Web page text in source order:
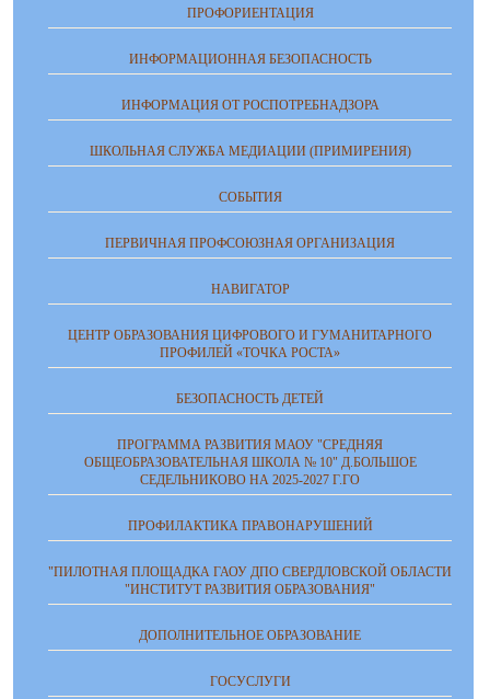
ПРОФОРИЕНТАЦИЯ
ИНФОРМАЦИОННАЯ БЕЗОПАСНОСТЬ
ИНФОРМАЦИЯ ОТ РОСПОТРЕБНАДЗОРА
ШКОЛЬНАЯ СЛУЖБА МЕДИАЦИИ (ПРИМИРЕНИЯ)
СОБЫТИЯ
ПЕРВИЧНАЯ ПРОФСОЮЗНАЯ ОРГАНИЗАЦИЯ
НАВИГАТОР
ЦЕНТР ОБРАЗОВАНИЯ ЦИФРОВОГО И ГУМАНИТАРНОГО
ПРОФИЛЕЙ «ТОЧКА РОСТА»
БЕЗОПАСНОСТЬ ДЕТЕЙ
ПРОГРАММА РАЗВИТИЯ МАОУ "СРЕДНЯЯ
ОБЩЕОБРАЗОВАТЕЛЬНАЯ ШКОЛА № 10" Д.БОЛЬШОЕ
СЕДЕЛЬНИКОВО НА 2025-2027 Г.ГО
ПРОФИЛАКТИКА ПРАВОНАРУШЕНИЙ
"ПИЛОТНАЯ ПЛОЩАДКА ГАОУ ДПО СВЕРДЛОВСКОЙ ОБЛАСТИ
"ИНСТИТУТ РАЗВИТИЯ ОБРАЗОВАНИЯ"
ДОПОЛНИТЕЛЬНОЕ ОБРАЗОВАНИЕ
ГОСУСЛУГИ